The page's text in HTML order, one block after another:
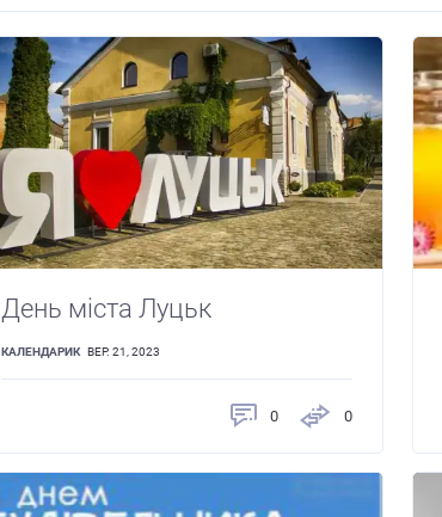
День міста Луцьк
КАЛЕНДАРИК ВЕР. 21, 2023
0 0